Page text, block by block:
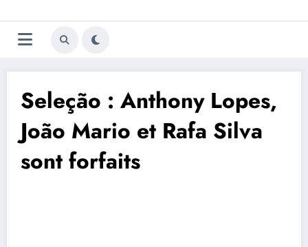
au
contenu
Trivela
L'actualité du football
Seleção : Anthony Lopes,
João Mario et Rafa Silva
sont forfaits